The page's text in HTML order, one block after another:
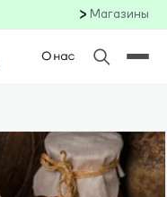
Магазины